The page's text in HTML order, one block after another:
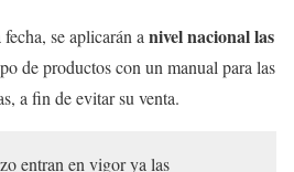
se aplicarán a nivel nacional las
de productos con un manual para las
a fin de evitar su venta.
entran en vigor ya las